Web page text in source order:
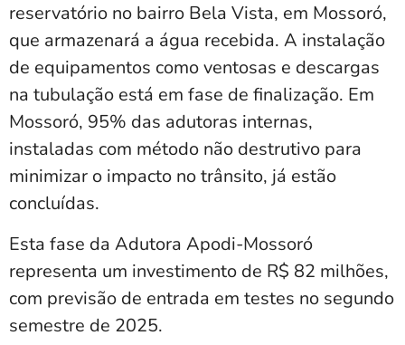
reservatório no bairro Bela Vista, em Mossoró,
que armazenará a água recebida. A instalação
de equipamentos como ventosas e descargas
na tubulação está em fase de finalização. Em
Mossoró, 95% das adutoras internas,
instaladas com método não destrutivo para
minimizar o impacto no trânsito, já estão
concluídas.
Esta fase da Adutora Apodi-Mossoró
representa um investimento de R$ 82 milhões,
com previsão de entrada em testes no segundo
semestre de 2025.